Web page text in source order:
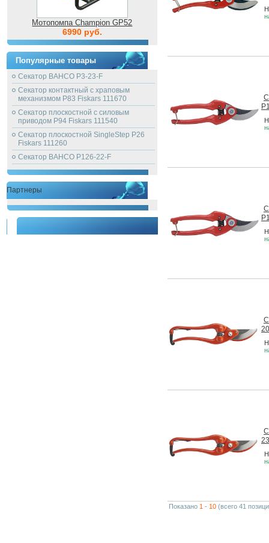
Мотопомпа Champion GP52
6990 руб.
Популярные товары
Секатор BAHCO P3-23-F
Секатор контактный с храповым
механизмом P83 Fiskars 111670
Секатор плоскостной с силовым
приводом P94 Fiskars 111540
Секатор плоскостной SingleStep P26
Fiskars 111260
Секатор BAHCO P126-22-F
Партнеры
Показано 1 - 10 (всего 41